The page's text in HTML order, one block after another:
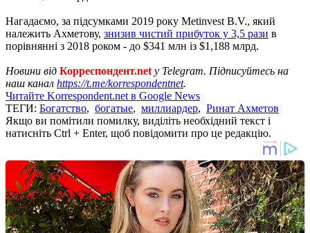
Нагадаємо, за підсумками 2019 року Metinvest B.V., який
належить Ахметову, знизив чистий прибуток у 3,5 рази в
порівнянні з 2018 роком - до $341 млн із $1,188 млрд.
Новини від Корреспондент.net у Telegram. Підписуйтесь на
наш канал https://t.me/korrespondentnet.
Читайте Korrespondent.net в Google News
ТЕГИ: Богатство, богатые, миллиардер, Ринат Ахметов
Якщо ви помітили помилку, виділіть необхідний текст і
натисніть Ctrl + Enter, щоб повідомити про це редакцію.